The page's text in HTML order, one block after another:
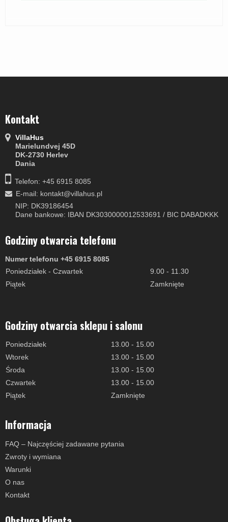
Kontakt
VillaHus
Marielundvej 45D
DK-2730 Herlev
Dania
Telefon: +45 6915 8085
E-mail: kontakt@villahus.pl
NIP: DK39186454
Dane bankowe: IBAN DK3030000012533691 / BIC DABADKKK
Godziny otwarcia telefonu
Numer telefonu +45 6915 8085
Poniedziałek - Czwartek
9.00 - 11.30
Piątek
Zamknięte
Godziny otwarcia sklepu i salonu
Poniedziałek
13.00 - 15.00
Wtorek
13.00 - 15.00
Środa
13.00 - 15.00
Czwartek
13.00 - 15.00
Piątek
Zamknięte
Informacja
FAQ – Najczęściej zadawane pytania
Zwroty i wymiana
Warunki
O nas
Kontakt